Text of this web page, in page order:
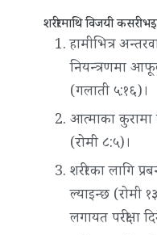
शरीरमाथि विजयी कसरी
हामीभित्र
नियन्त्रणमा
(गलाती ५:१६)।
आत्माका कुरामा
(रोमी ८:५)।
शरीरका लागि
ल्याइन्छ (रोमी
लगायत परीक्षा